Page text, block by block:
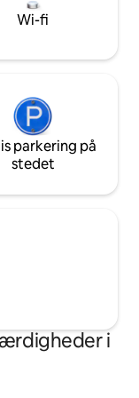
Wi-fi
parkering på
stedet
i